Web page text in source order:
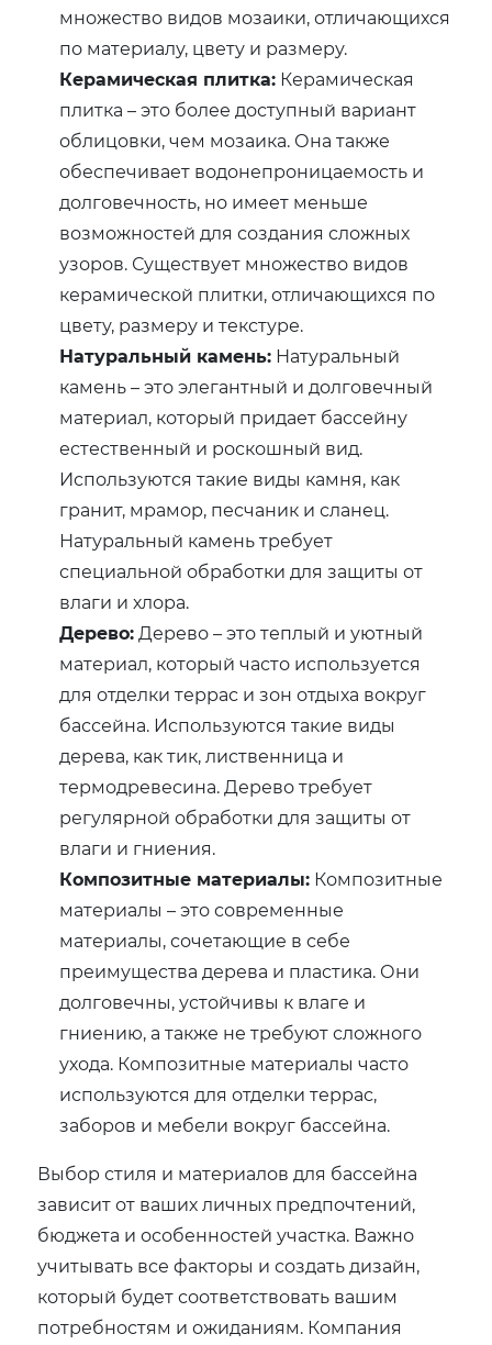
множество видов мозаики, отличающихся
по материалу, цвету и размеру.
Керамическая плитка: Керамическая
плитка – это более доступный вариант
облицовки, чем мозаика. Она также
обеспечивает водонепроницаемость и
долговечность, но имеет меньше
возможностей для создания сложных
узоров. Существует множество видов
керамической плитки, отличающихся по
цвету, размеру и текстуре.
Натуральный камень: Натуральный
камень – это элегантный и долговечный
материал, который придает бассейну
естественный и роскошный вид.
Используются такие виды камня, как
гранит, мрамор, песчаник и сланец.
Натуральный камень требует
специальной обработки для защиты от
влаги и хлора.
Дерево:Дерево – это теплый и уютный
материал, который часто используется
для отделки террас и зон отдыха вокруг
бассейна. Используются такие виды
дерева, как тик, лиственница и
термодревесина. Дерево требует
регулярной обработки для защиты от
влаги и гниения.
Композитные материалы: Композитные
материалы – это современные
материалы, сочетающие в себе
преимущества дерева и пластика. Они
долговечны, устойчивы к влаге и
гниению, а также не требуют сложного
ухода. Композитные материалы часто
используются для отделки террас,
заборов и мебели вокруг бассейна.
Выбор стиля и материалов для бассейна
зависит от ваших личных предпочтений,
бюджета и особенностей участка. Важно
учитывать все факторы и создать дизайн,
который будет соответствовать вашим
потребностям и ожиданиям. Компания